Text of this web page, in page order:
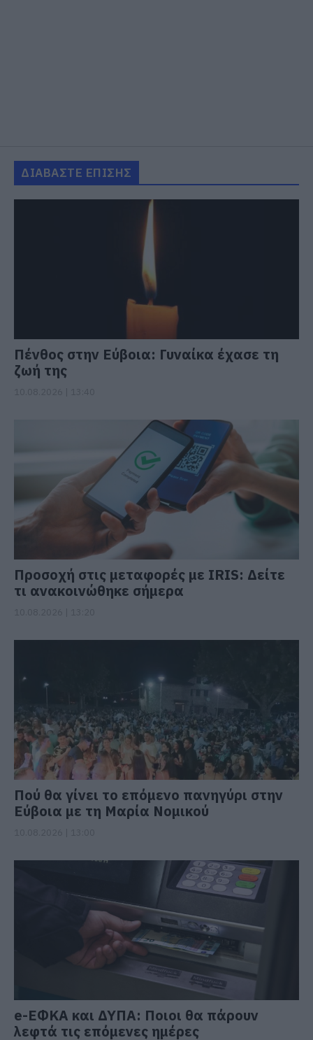
ΔΙΑΒΑΣΤΕ ΕΠΙΣΗΣ
Πένθος στην Εύβοια: Γυναίκα έχασε τη
ζωή της
Προσοχή στις μεταφορές με IRIS: Δείτε
τι ανακοινώθηκε σήμερα
Πού θα γίνει το επόμενο πανηγύρι στην
Εύβοια με τη Μαρία Νομικού
e-ΕΦΚΑ και ΔΥΠΑ: Ποιοι θα πάρουν
λεφτά τις επόμενες ημέρες